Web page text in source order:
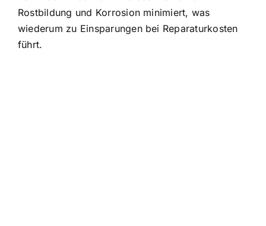
Rostbildung und Korrosion minimiert, was
wiederum zu Einsparungen bei Reparaturkosten
führt.